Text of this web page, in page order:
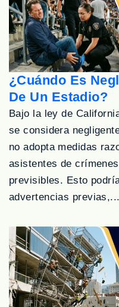
¿Cuándo Es
De Un Estadio?
Bajo la ley de
se considera
no adopta medidas
asistentes de
previsibles. Esto
advertencias previas,...